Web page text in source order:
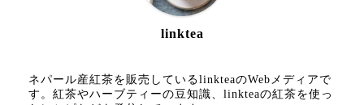
linktea
ネパール産紅茶を販売しているlinkteaのWebメディアで
す。紅茶やハーブティーの豆知識、linkteaの紅茶を使っ